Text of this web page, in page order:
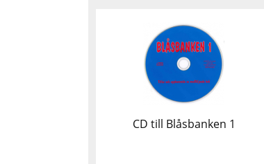
CD till Blåsbanken 1